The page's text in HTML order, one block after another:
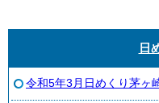
日
令和5年3月日めくり茅ヶ